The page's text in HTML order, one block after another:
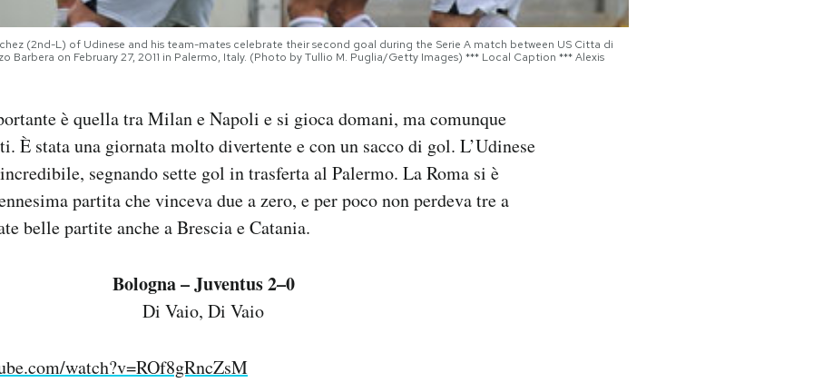
(2nd-L) of Udinese and his team-mates celebrate their second goal during the Serie A match between US Citta di
Barbera on February 27, 2011 in Palermo, Italy. (Photo by Tullio M. Puglia/Getty Images) *** Local Caption *** Alexis
è quella tra Milan e Napoli e si gioca domani, ma comunque
È stata una giornata molto divertente e con un sacco di gol. L’Udinese
segnando sette gol in trasferta al Palermo. La Roma si è
partita che vinceva due a zero, e per poco non perdeva tre a
belle partite anche a Brescia e Catania.
Bologna – Juventus 2–0
Di Vaio, Di Vaio
watch?v=ROf8gRncZsM